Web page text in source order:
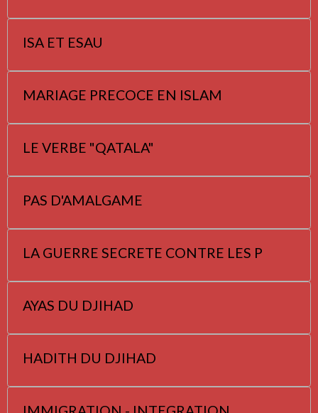
ISA ET ESAU
MARIAGE PRECOCE EN ISLAM
LE VERBE "QATALA"
PAS D'AMALGAME
LA GUERRE SECRETE CONTRE LES P
AYAS DU DJIHAD
HADITH DU DJIHAD